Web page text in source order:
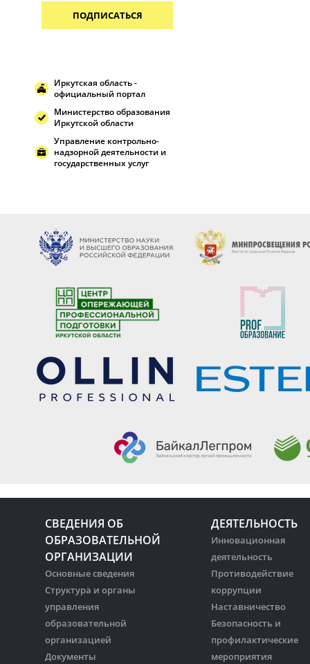
ПОДПИСАТЬСЯ
Иркутская область -
официальный портал
Министерство образования
Иркутской области
Управление контрольно-
надзорной деятельности и
государственных услуг
СВЕДЕНИЯ ОБ
ОБРАЗОВАТЕЛЬНОЙ
ОРГАНИЗАЦИИ
Основные сведения
Структура и органы
управления
образовательной
организацией
Документы
ДЕЯТЕЛЬНОСТЬ
Инновационная
деятельность
Противодействие
коррупции
Наставничество
Безопасность и
профилактические
мероприятия